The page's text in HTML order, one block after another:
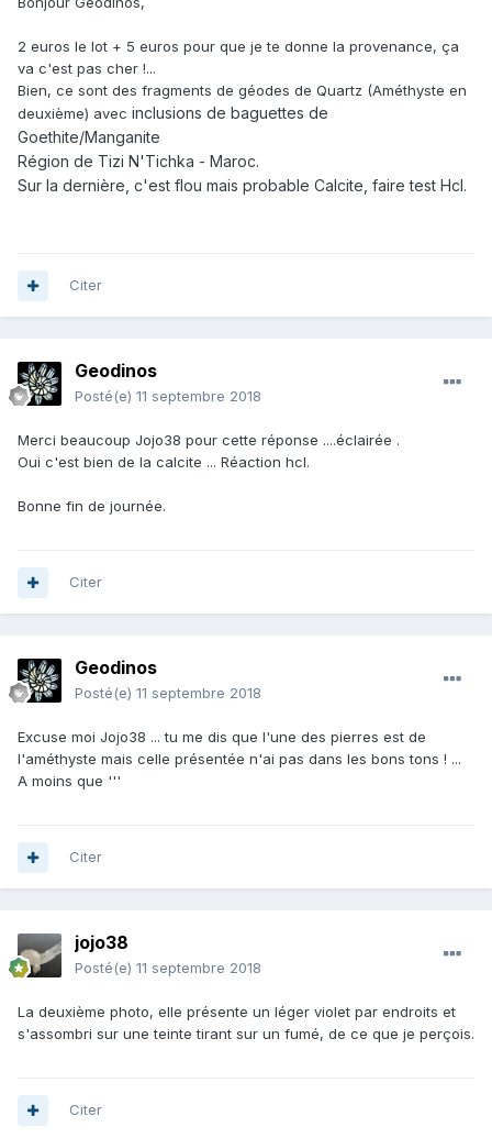
2 euros le lot + 5 euros pour que je te donne la provenance, ça
va c'est pas cher !...
Bien, ce sont des fragments de géodes de Quartz (Améthyste en
deuxième) avec inclusions de baguettes de
Goethite/Manganite
Région de Tizi N'Tichka - Maroc.
Sur la dernière, c'est flou mais probable Calcite, faire test Hcl.
Citer
Geodinos
Posté(e) 11 septembre 2018
Merci beaucoup Jojo38 pour cette réponse ....éclairée .
Oui c'est bien de la calcite ... Réaction hcl.
Bonne fin de journée.
Citer
Geodinos
Posté(e) 11 septembre 2018
Excuse moi Jojo38 ... tu me dis que l'une des pierres est de
l'améthyste mais celle présentée n'ai pas dans les bons tons ! ...
A moins que '''
Citer
jojo38
Posté(e) 11 septembre 2018
La deuxième photo, elle présente un léger violet par endroits et
s'assombri sur une teinte tirant sur un fumé, de ce que je perçois.
Citer